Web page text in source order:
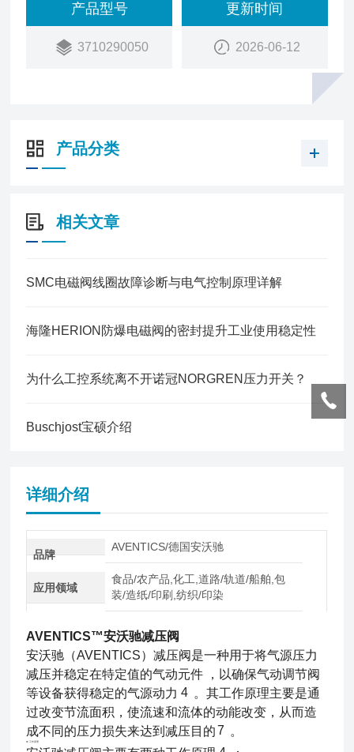
产品型号
3710290050
更新时间
2026-06-12
产品分类
相关文章
SMC电磁阀线圈故障诊断与电气控制原理详解
海隆HERION防爆电磁阀的密封提升工业使用稳定性
为什么工控系统离不开诺冠NORGREN压力开关？
Buschjost宝硕介绍
详细介绍
品牌
AVENTICS/德国安沃驰
应用领域
食品/农产品,化工,道路/轨道/船舶,包
装/造纸/印刷,纺织/印染
AVENTICS™安沃驰减压阀
安沃驰（AVENTICS）减压阀是一种用于将气源压力
减压并稳定在特定值的气动元件 ，以确保气动调节阀
等设备获得稳定的气源动力 4 。其工作原理主要是通
过改变节流面积，使流速和流体的动能改变，从而造
成不同的压力损失来达到减压目的 7 。
⚙️ 工作原理